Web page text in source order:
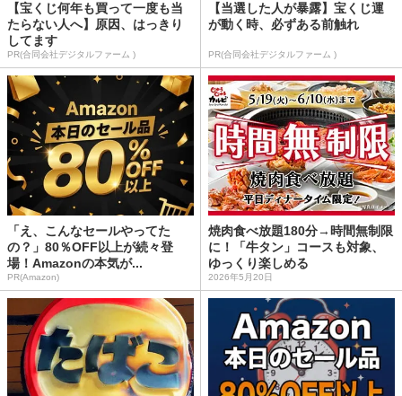
【宝くじ何年も買って一度も当
たらない人へ】原因、はっきり
してます
PR(合同会社デジタルファーム )
【当選した人が暴露】宝くじ運
が動く時、必ずある前触れ
PR(合同会社デジタルファーム )
「え、こんなセールやってた
の？」80％OFF以上が続々登
場！Amazonの本気が...
PR(Amazon)
焼肉食べ放題180分→時間無制限
に！「牛タン」コースも対象、
ゆっくり楽しめる
2026年5月20日